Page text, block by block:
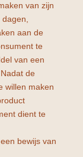
van zijn
aan de
te
van een
de
willen maken
dient te
bewijs van